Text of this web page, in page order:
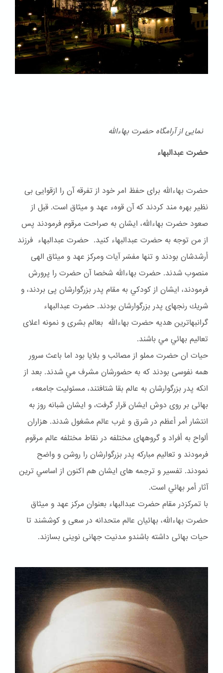
نمایی از آرامگاه حضرت بهاءالله
حضرت عبدالبهاء
حضرت بهاءالله برای حفظ امر خود از تفرقه آن را ازقوایی بی
نظیر بهره مند کردند که آن قوهء عهد و ميثاق است. قبل از
صعود حضرت بهاءالله، ایشان به صراحت مرقوم فرمودند پس
از من توجه به حضرت عبدالبهاء كنيد. حضرت عبدالبهاء فرزند
أرشدشان بودند و تنها مفسّر آيات ومركز عهد و ميثاق الهى
منصوب شدند. حضرت بهاءالله شخصا آن حضرت را پرورش
فرمودند، ايشان از كودكي به مقام پدر بزرگوارشان پى بردند، و
شريك رنجهاى پدر بزرگوارشان بودند. حضرت عبدالبهاء
گرانبهاترين هديه حضرت بهاءالله بعالم بشرى و نمونه اعلاى
تعاليم بهائي مي باشند.
حيات ان حضرت مملو از مصائب و بلايا بود اما باعث سرور
همه نفوسى بودند كه به حضورشان مشرف مي شدند. بعد از
انكه پدر بزرگوارشان به عالم بقا شتافتند، مسئوليت جامعهء
بهائى بر روى دوش ايشان قرار گرفت، و ايشان شبانه روز به
انتشار أمر أعظم در شرق و غرب عالم مشغول شدند. هزاران
ألواح به أفراد و گروههاى مختلفه در نقاط مختلفه عالم مرقوم
فرمودند و تعاليم مباركه پدر بزرگوارشان را روشن و واضح
نمودند. تفسير و ترجمه هاى ايشان هم اكنون از اساسي ترين
آثار أمر بهائي است.
با تمرکزدر مقام حضرت عبدالبهاء بعنوان مركز عهد و ميثاق
حضرت بهاءالله، بهائيان عالم متحدانه در سعى و كوششند تا
حيات بهائى داشته باشندو مدنيت جهانى نوينى بسازند.